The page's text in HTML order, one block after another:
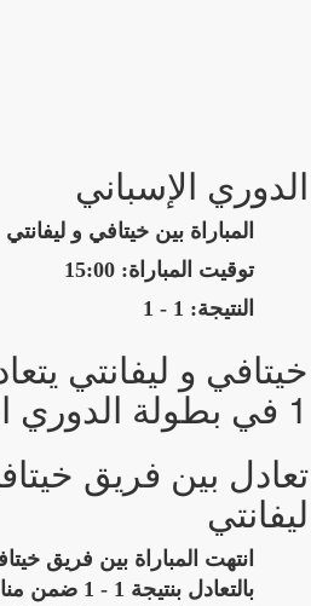
الدوري الإسباني
المباراة بين خيتافي و ليفانتي
توقيت المباراة: 15:00
النتيجة: 1 - 1
1 في بطولة الدوري الإسباني.
تعادل بين فريق
ليفانتي
انتهت المباراة بين فريق
بالتعادل